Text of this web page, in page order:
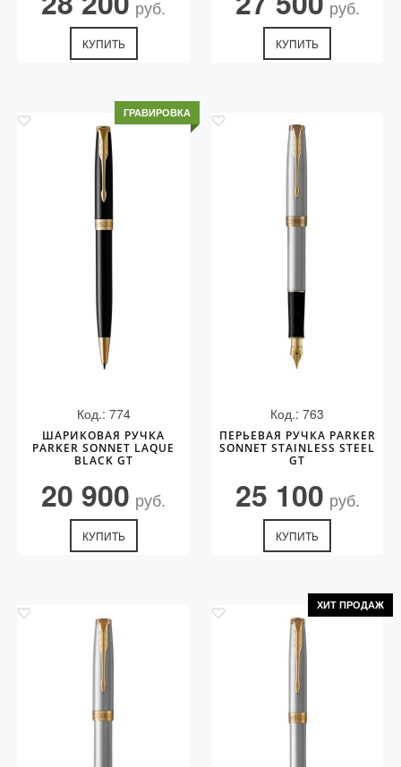
руб.
КУПИТЬ
руб.
КУПИТЬ
ГРАВИРОВКА
Код.: 774
ШАРИКОВАЯ РУЧКА
PARKER SONNET LAQUE
BLACK GT
20 900 руб.
КУПИТЬ
Код.: 763
ПЕРЬЕВАЯ РУЧКА PARKER
SONNET STAINLESS STEEL
GT
25 100 руб.
КУПИТЬ
ХИТ ПРОДАЖ